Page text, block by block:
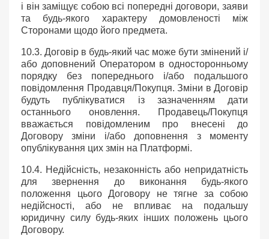
і він заміщує собою всі попередні договори, заяви
та будь-якого характеру домовленості між
Сторонами щодо його предмета.
10.3. Договір в будь-який час може бути змінений і/
або доповнений Оператором в односторонньому
порядку без попереднього і/або подальшого
повідомлення Продавця/Покупця. Зміни в Договір
будуть публікуватися із зазначенням дати
останнього оновлення. Продавець/Покупця
вважається повідомленим про внесені до
Договору зміни і/або доповнення з моменту
опублікування цих змін на Платформі.
10.4. Недійсність, незаконність або непридатність
для звернення до виконання будь-якого
положення цього Договору не тягне за собою
недійсності, або не впливає на подальшу
юридичну силу будь-яких інших положень цього
Договору.